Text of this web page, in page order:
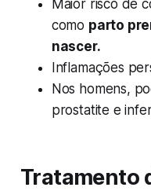
Maior risco de
como parto
nascer.
Inflamações
Nos homens,
prostatite e
Tratamento